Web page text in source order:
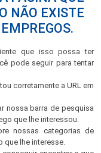
NÃO EXISTE
que isso possa ter
pode seguir para tentar
corretamente a URL em
nossa barra de pesquisa
que lhe interessou.
nossas categorias de
que lhe interesse.